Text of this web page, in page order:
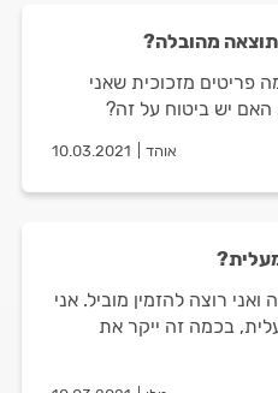
מהובלה?
פריטים מזכוכית שאני
יש ביטוח על זה?
אוהד 10.03.2021
רוצה להזמין מוביל. אני
בכמה זה ייקר את